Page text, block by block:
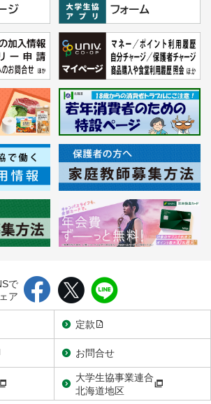
で
ア
定款
お問合せ
大学生協事業連合
北海道地区